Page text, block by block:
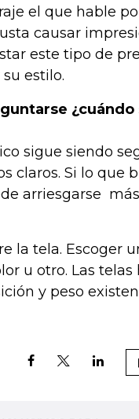
el que hable
causar
este tipo de
estilo.
¿cuándo
sigue siendo
claros. Si lo que
arriesgarse
la tela. Escoger
u otro. Las telas
y peso